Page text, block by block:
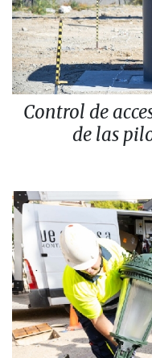
Control de
de las